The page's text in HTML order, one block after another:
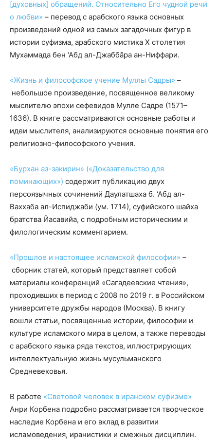
[духовных] обращений. Относительно Его чудной речи
о любви» – перевод с арабского языка основных
произведений одной из самых загадочных фигур в
истории суфизма, арабского мистика X столетия
Мухаммада бен ‘Абд ал-Джаббāра ан-Ниффари.
«Жизнь и философское учение Муллы Садры» –
небольшое произведение, посвященное великому
мыслителю эпохи сефевидов Мулле Садре (1571–
1636). В книге рассматриваются основные работы и
идеи мыслителя, анализируются основные понятия его
религиозно-философского учения.
«Бурхан аз-закирин» («Доказательство для
поминающих») содержит публикацию двух
персоязычных сочинений Даулатшаха б. ‘Абд ал-
Ваххаба ал-Испиджаби (ум. 1714), суфийского шайха
братства Йасавийа, с подробным историческим и
филологическим комментарием.
«Прошлое и настоящее исламской философии» –
сборник статей, который представляет собой
материалы конференций «Сагадеевские чтения»,
проходивших в период с 2008 по 2019 г. в Российском
университете дружбы народов (Москва). В книгу
вошли статьи, посвященные истории, философии и
культуре исламского мира в целом, а также переводы
с арабского языка ряда текстов, иллюстрирующих
интеллектуальную жизнь мусульманского
Средневековья.
В работе «Световой человек в иранском суфизме»
Анри Корбена подробно рассматривается творческое
наследие Корбена и его вклад в развитии
исламоведения, иранистики и смежных дисциплин.